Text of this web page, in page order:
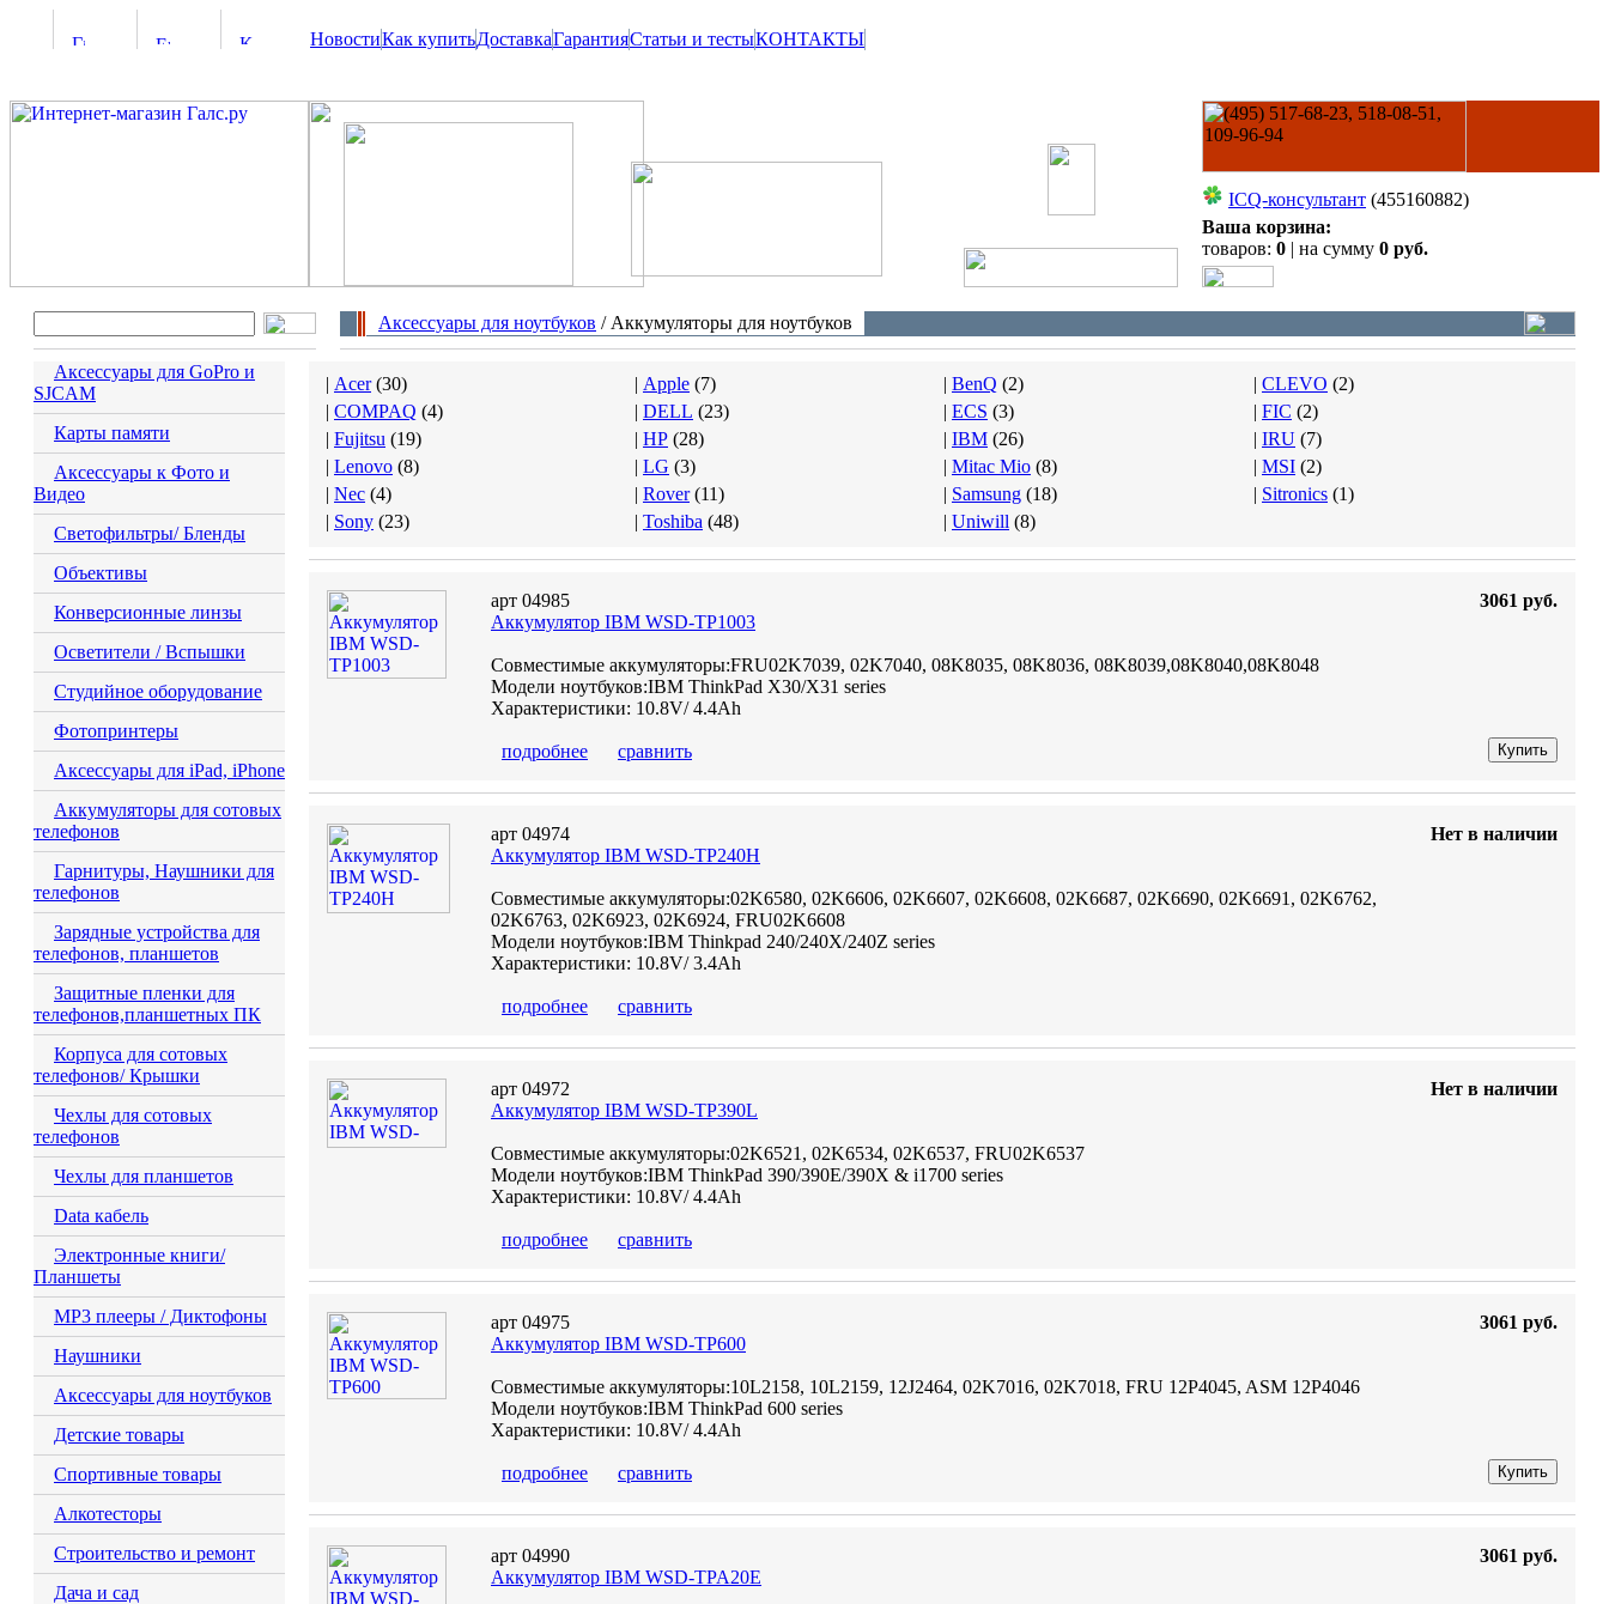
НовостиКак купитьДоставкаГарантияСтатьи и тестыКОНТАКТЫ
ICQ-консультант (455160882)
Ваша корзина:
товаров: 0 | на сумму 0 руб.
Аксессуары для ноутбуков / Аккумуляторы для ноутбуков
Аксессуары для GoPro и
SJCAM
Карты памяти
Аксессуары к Фото и
Видео
Светофильтры/ Бленды
Объективы
Конверсионные линзы
Осветители / Вспышки
Студийное оборудование
Фотопринтеры
Аксессуары для iPad, iPhone
Аккумуляторы для сотовых
телефонов
Гарнитуры, Наушники для
телефонов
Зарядные устройства для
телефонов, планшетов
Защитные пленки для
телефонов,планшетных ПК
Корпуса для сотовых
телефонов/ Крышки
Чехлы для сотовых
телефонов
Чехлы для планшетов
Data кабель
Электронные книги/
Планшеты
MP3 плееры / Диктофоны
Наушники
Аксессуары для ноутбуков
Детские товары
Спортивные товары
Алкотесторы
Строительство и ремонт
Дача и сад
| Acer (30) | Apple (7) | BenQ (2) | CLEVO (2)
| COMPAQ (4) | DELL (23) | ECS (3) | FIC (2)
| Fujitsu (19) | HP (28) | IBM (26) | IRU (7)
| Lenovo (8) | LG (3) | Mitac Mio (8) | MSI (2)
| Nec (4) | Rover (11) | Samsung (18) | Sitronics (1)
| Sony (23) | Toshiba (48) | Uniwill (8)
арт 04985
Аккумулятор IBM WSD-TP1003
Совместимые аккумуляторы:FRU02K7039, 02K7040, 08K8035, 08K8036, 08K8039,08K8040,08K8048
Модели ноутбуков:IBM ThinkPad X30/X31 series
Характеристики: 10.8V/ 4.4Ah
подробнее сравнить
3061 руб.
Купить
арт 04974
Аккумулятор IBM WSD-TP240H
Совместимые аккумуляторы:02K6580, 02K6606, 02K6607, 02K6608, 02K6687, 02K6690, 02K6691, 02K6762,
02K6763, 02K6923, 02K6924, FRU02K6608
Модели ноутбуков:IBM Thinkpad 240/240X/240Z series
Характеристики: 10.8V/ 3.4Ah
подробнее сравнить
Нет в наличии
арт 04972
Аккумулятор IBM WSD-TP390L
Совместимые аккумуляторы:02K6521, 02K6534, 02K6537, FRU02K6537
Модели ноутбуков:IBM ThinkPad 390/390E/390X & i1700 series
Характеристики: 10.8V/ 4.4Ah
подробнее сравнить
Нет в наличии
арт 04975
Аккумулятор IBM WSD-TP600
Совместимые аккумуляторы:10L2158, 10L2159, 12J2464, 02K7016, 02K7018, FRU 12P4045, ASM 12P4046
Модели ноутбуков:IBM ThinkPad 600 series
Характеристики: 10.8V/ 4.4Ah
подробнее сравнить
3061 руб.
Купить
арт 04990
Аккумулятор IBM WSD-TPA20E
3061 руб.